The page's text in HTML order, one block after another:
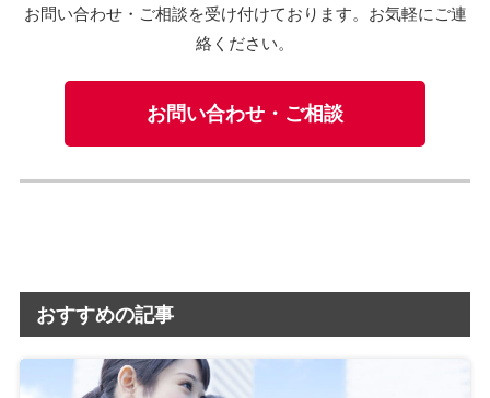
お問い合わせ・ご相談を受け付けております。お気軽にご連
絡ください。
お問い合わせ・ご相談
おすすめの記事